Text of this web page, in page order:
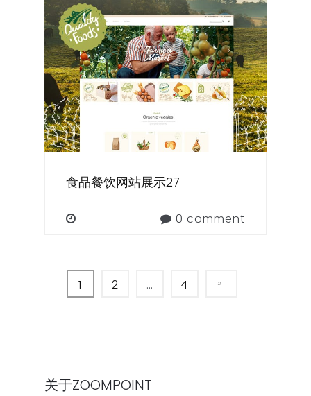
食品餐饮网站展示27
0 comment
1 2 … 4
关于ZOOMPOINT